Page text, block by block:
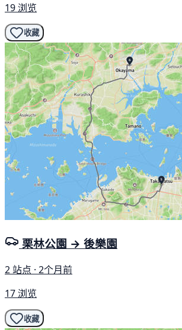
19 浏览
收藏
栗林公園 → 後樂園
2 站点 · 2个月前
17 浏览
收藏